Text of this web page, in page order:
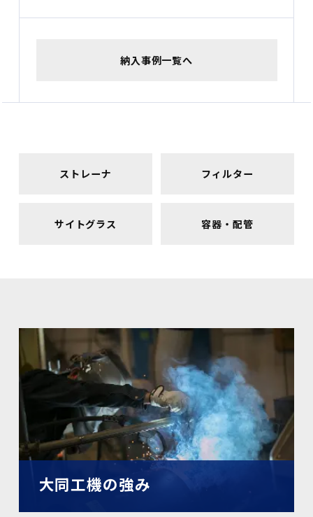
納入事例一覧へ
ストレーナ フィルター
サイトグラス 容器・配管
大同工機の強み